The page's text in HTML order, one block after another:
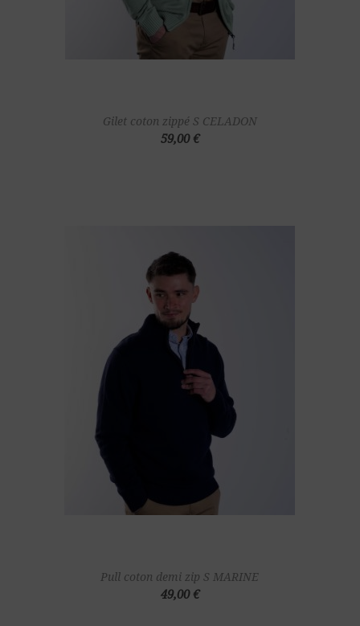
Gilet coton zippé S CELADON
59,00 €
Pull coton demi zip S MARINE
49,00 €